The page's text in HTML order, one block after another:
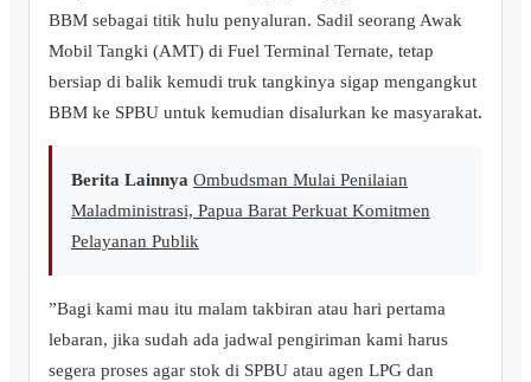
BBM sebagai titik hulu penyaluran. Sadil seorang Awak
Mobil Tangki (AMT) di Fuel Terminal Ternate, tetap
bersiap di balik kemudi truk tangkinya sigap mengangkut
BBM ke SPBU untuk kemudian disalurkan ke masyarakat.
Berita Lainnya Ombudsman Mulai Penilaian
Maladministrasi, Papua Barat Perkuat Komitmen
Pelayanan Publik
​”Bagi kami mau itu malam takbiran atau hari pertama
lebaran, jika sudah ada jadwal pengiriman kami harus
segera proses agar stok di SPBU atau agen LPG dan